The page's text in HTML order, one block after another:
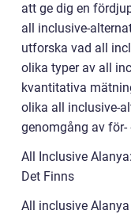
att ge dig en
all inclusive-
utforska vad all
olika typer av all
kvantitativa
olika all inclusive-
genomgång av för-
All Inclusive
Det Finns
All inclusive